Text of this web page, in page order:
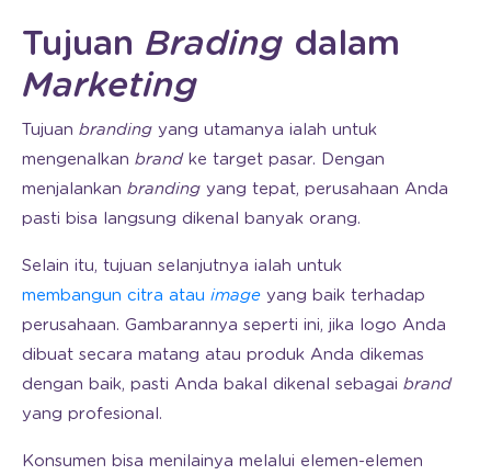
Tujuan Brading dalam
Marketing
Tujuan branding yang utamanya ialah untuk
mengenalkan brand ke target pasar. Dengan
menjalankan branding yang tepat, perusahaan Anda
pasti bisa langsung dikenal banyak orang.
Selain itu, tujuan selanjutnya ialah untuk
membangun citra atau image yang baik terhadap
perusahaan. Gambarannya seperti ini, jika logo Anda
dibuat secara matang atau produk Anda dikemas
dengan baik, pasti Anda bakal dikenal sebagai brand
yang profesional.
Konsumen bisa menilainya melalui elemen-elemen